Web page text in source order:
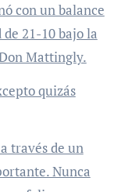
con un balance
21-10 bajo la
Mattingly.
quizás
través de un
Nunca